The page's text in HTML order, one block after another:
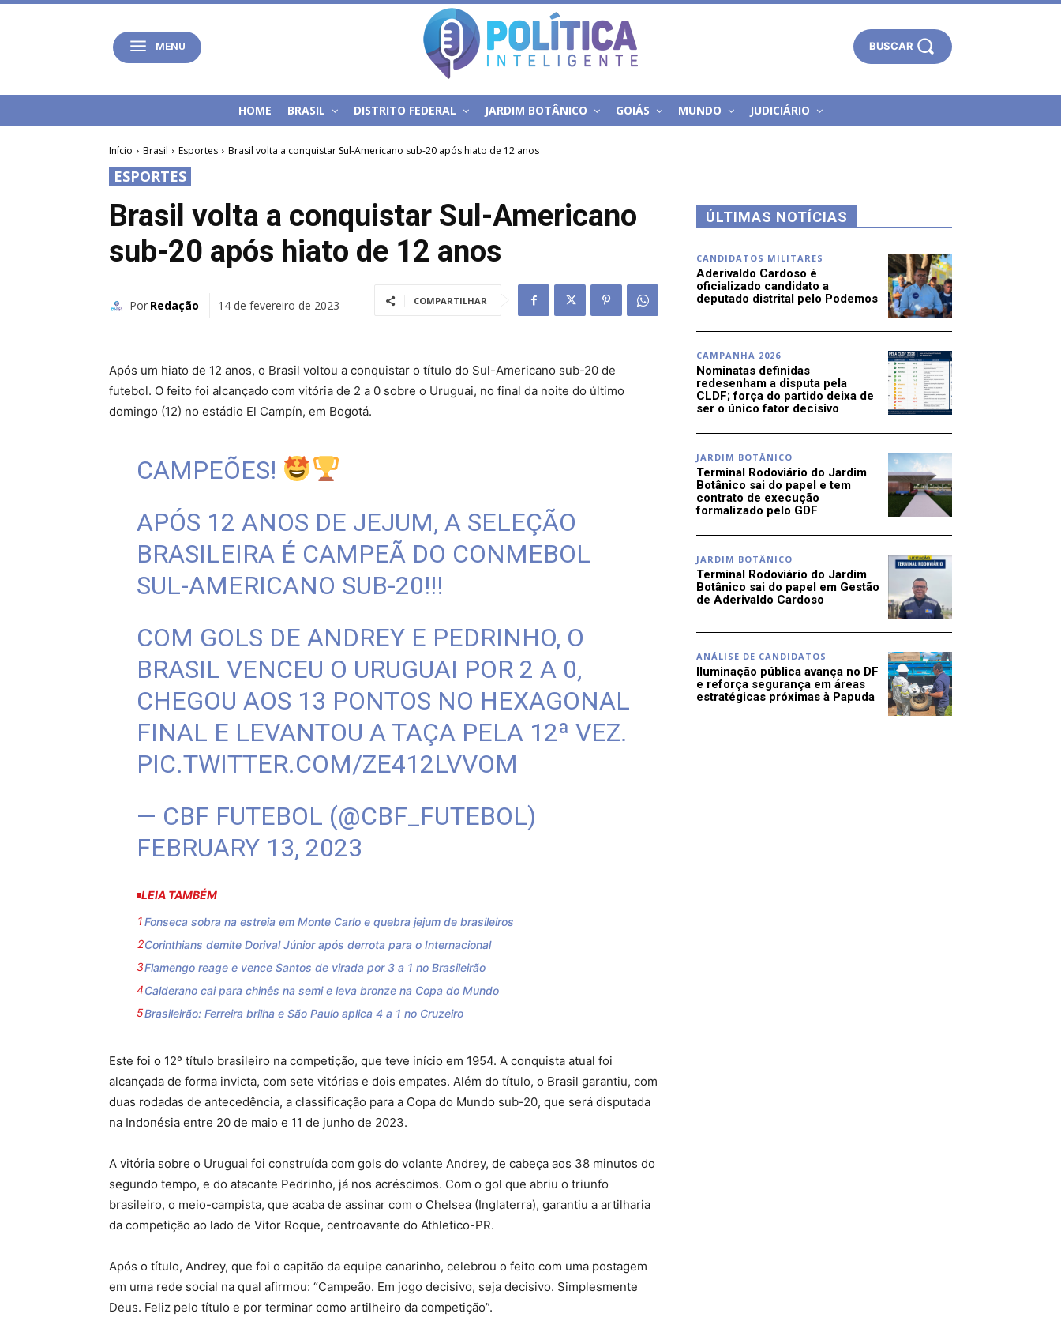
MENU BUSCAR
HOME BRASIL DISTRITO FEDERAL JARDIM BOTÂNICO GOIÁS MUNDO JUDICIÁRIO
Início Brasil Esportes Brasil volta a conquistar Sul-Americano sub-20 após hiato de 12 anos
ESPORTES
Brasil volta a conquistar Sul-Americano
sub-20 após hiato de 12 anos
Por Redação 14 de fevereiro de 2023 COMPARTILHAR
Após um hiato de 12 anos, o Brasil voltou a conquistar o título do Sul-Americano sub-20 de
futebol. O feito foi alcançado com vitória de 2 a 0 sobre o Uruguai, no final da noite do último
domingo (12) no estádio El Campín, em Bogotá.
CAMPEÕES!
APÓS 12 ANOS DE JEJUM, A SELEÇÃO
BRASILEIRA É CAMPEÃ DO CONMEBOL
SUL-AMERICANO SUB-20!!!
COM GOLS DE ANDREY E PEDRINHO, O
BRASIL VENCEU O URUGUAI POR 2 A 0,
CHEGOU AOS 13 PONTOS NO HEXAGONAL
FINAL E LEVANTOU A TAÇA PELA 12ª VEZ.
PIC.TWITTER.COM/ZE412LVVOM
— CBF FUTEBOL (@CBF_FUTEBOL)
FEBRUARY 13, 2023
LEIA TAMBÉM
Fonseca sobra na estreia em Monte Carlo e quebra jejum de brasileiros
Corinthians demite Dorival Júnior após derrota para o Internacional
Flamengo reage e vence Santos de virada por 3 a 1 no Brasileirão
Calderano cai para chinês na semi e leva bronze na Copa do Mundo
Brasileirão: Ferreira brilha e São Paulo aplica 4 a 1 no Cruzeiro
Este foi o 12º título brasileiro na competição, que teve início em 1954. A conquista atual foi
alcançada de forma invicta, com sete vitórias e dois empates. Além do título, o Brasil garantiu, com
duas rodadas de antecedência, a classificação para a Copa do Mundo sub-20, que será disputada
na Indonésia entre 20 de maio e 11 de junho de 2023.
A vitória sobre o Uruguai foi construída com gols do volante Andrey, de cabeça aos 38 minutos do
segundo tempo, e do atacante Pedrinho, já nos acréscimos. Com o gol que abriu o triunfo
brasileiro, o meio-campista, que acaba de assinar com o Chelsea (Inglaterra), garantiu a artilharia
da competição ao lado de Vitor Roque, centroavante do Athletico-PR.
Após o título, Andrey, que foi o capitão da equipe canarinho, celebrou o feito com uma postagem
em uma rede social na qual afirmou: “Campeão. Em jogo decisivo, seja decisivo. Simplesmente
Deus. Feliz pelo título e por terminar como artilheiro da competição”.
ÚLTIMAS NOTÍCIAS
CANDIDATOS MILITARES
Aderivaldo Cardoso é
oficializado candidato a
deputado distrital pelo Podemos
CAMPANHA 2026
Nominatas definidas
redesenham a disputa pela
CLDF; força do partido deixa de
ser o único fator decisivo
JARDIM BOTÂNICO
Terminal Rodoviário do Jardim
Botânico sai do papel e tem
contrato de execução
formalizado pelo GDF
JARDIM BOTÂNICO
Terminal Rodoviário do Jardim
Botânico sai do papel em Gestão
de Aderivaldo Cardoso
ANÁLISE DE CANDIDATOS
Iluminação pública avança no DF
e reforça segurança em áreas
estratégicas próximas à Papuda